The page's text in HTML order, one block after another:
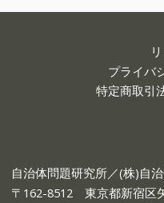
プライバ
特定商取引
自治体問題研究所／(株)自
〒162-8512 東京都新宿区